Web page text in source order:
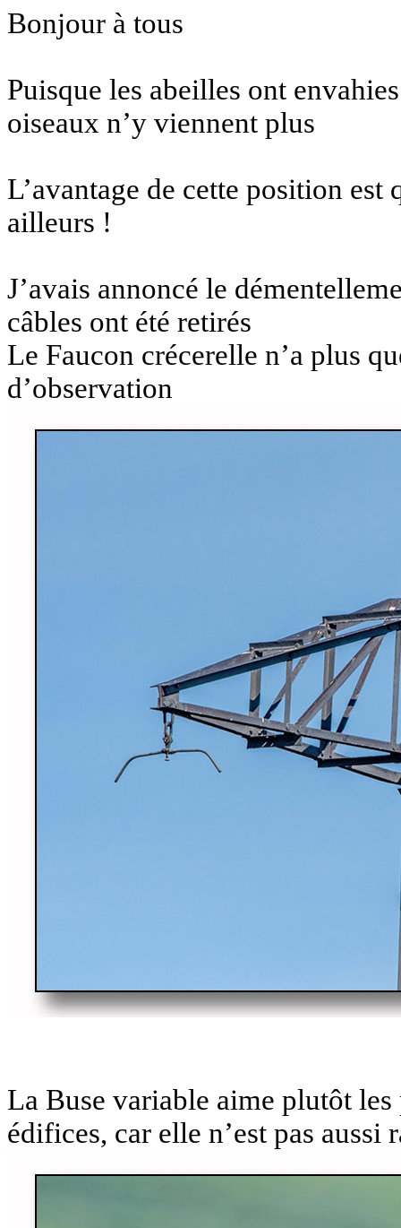
Bonjour à tous
Puisque les abeilles ont
oiseaux n’y viennent plus
L’avantage de cette position
ailleurs !
J’avais annoncé le
câbles ont été retirés
Le Faucon crécerelle n’a plus
d’observation
La Buse variable aime plutôt
édifices, car elle n’est pas aussi